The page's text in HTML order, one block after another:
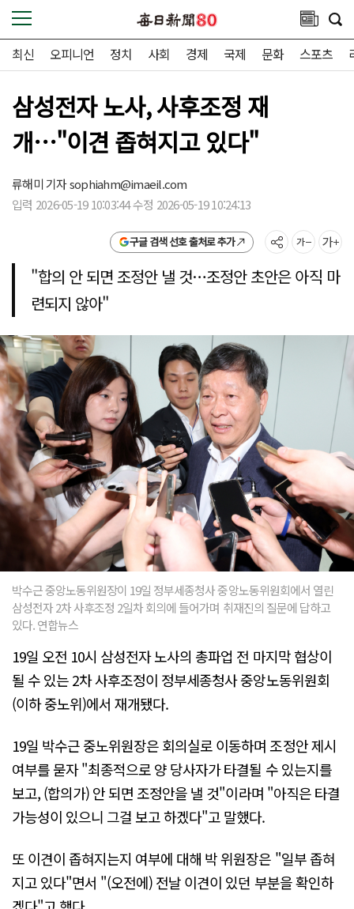
최신 오피니언 정치 사회 경제 국제 문화 스포츠
삼성전자 노사, 사후조정 재
개…"이견 좁혀지고 있다"
류해미 기자sophiahm@imaeil.com
입력 2026-05-19 10:03:44 수정 2026-05-19 10:24:13
구글 검색 선호 출처로 추가
"합의 안 되면 조정안 낼 것…조정안 초안은 아직 마
련되지 않아"
박수근 중앙노동위원장이 19일 정부세종청사 중앙노동위원회에서 열린
삼성전자 2차 사후조정 2일차 회의에 들어가며 취재진의 질문에 답하고
있다. 연합뉴스
19일 오전 10시 삼성전자 노사의 총파업 전 마지막 협상이
될 수 있는 2차 사후조정이 정부세종청사 중앙노동위원회
(이하 중노위)에서 재개됐다.
19일 박수근 중노위원장은 회의실로 이동하며 조정안 제시
여부를 묻자 "최종적으로 양 당사자가 타결될 수 있는지를
보고, (합의가) 안 되면 조정안을 낼 것"이라며 "아직은 타결
가능성이 있으니 그걸 보고 하겠다"고 말했다.
또 이견이 좁혀지는지 여부에 대해 박 위원장은 "일부 좁혀
지고 있다"면서 "(오전에) 전날 이견이 있던 부분을 확인하